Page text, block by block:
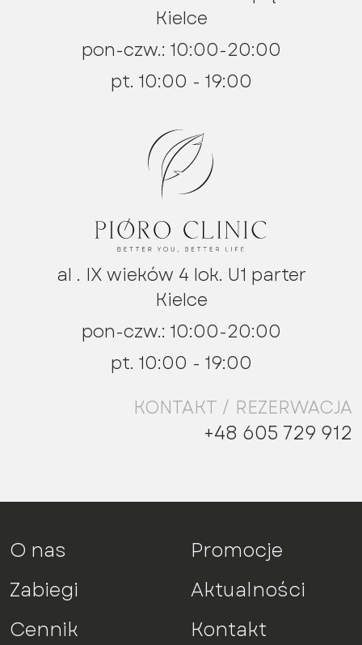
Kielce
pon-czw.: 10:00-20:00
pt. 10:00 - 19:00
al . IX wieków 4 lok. U1 parter
Kielce
pon-czw.: 10:00-20:00
pt. 10:00 - 19:00
KONTAKT / REZERWACJA
+48 605 729 912
O nas
Zabiegi
Cennik
Promocje
Aktualności
Kontakt